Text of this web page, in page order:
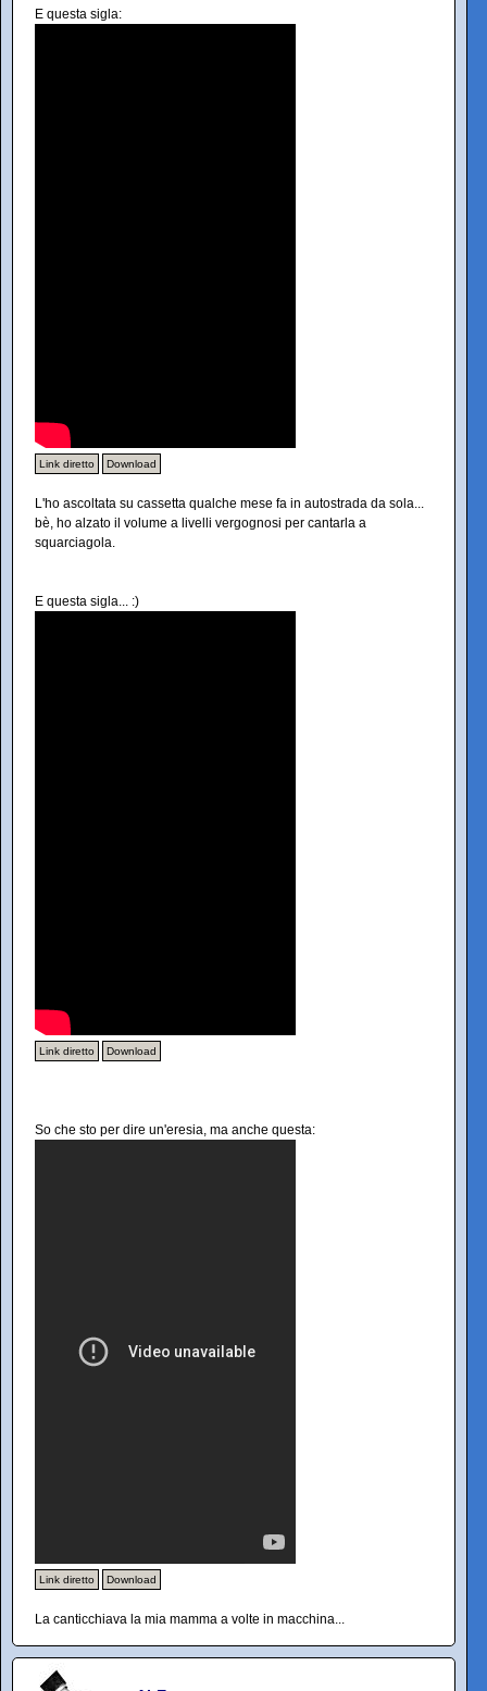
E questa sigla:
Link diretto Download
L'ho ascoltata su cassetta qualche mese fa in autostrada da sola...
bè, ho alzato il volume a livelli vergognosi per cantarla a
squarciagola.
E questa sigla... :)
Link diretto Download
So che sto per dire un'eresia, ma anche questa:
Link diretto Download
La canticchiava la mia mamma a volte in macchina...